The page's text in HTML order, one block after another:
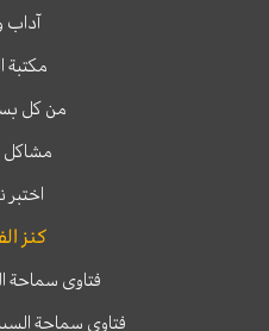
آداب
مكتبة
من كل
مشاكل
كنز
فتاوى سماحة
فتاوى سماحة